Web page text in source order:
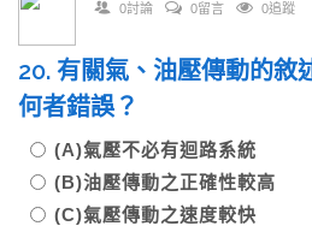
0討論 0留言 0追蹤
20. 有關氣、油壓傳動的敘
何者錯誤？
(A)氣壓不必有迴路系統
(B)油壓傳動之正確性較高
(C)氣壓傳動之速度較快